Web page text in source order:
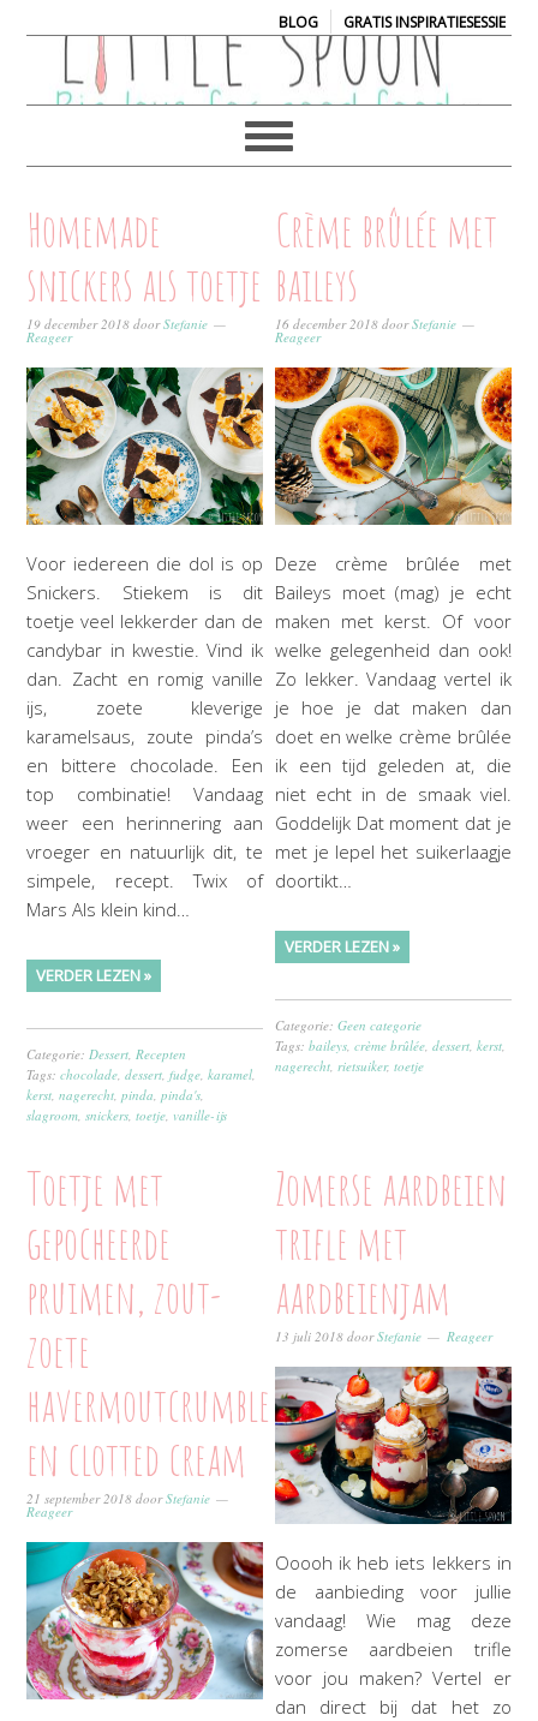
BLOG| GRATIS INSPIRATIESESSIE
Homemade
snickers als toetje
19 december 2018 doorStefanie
Reageer
Voor iedereen die dol is op
Snickers. Stiekem is dit
toetje veel lekkerder dan de
candybar in kwestie. Vind ik
dan. Zacht en romig vanille
ijs, zoete kleverige
karamelsaus, zoute pinda’s
en bittere chocolade. Een
top combinatie! Vandaag
weer een herinnering aan
vroeger en natuurlijk dit, te
simpele, recept. Twix of
Mars Als klein kind…
VERDER LEZEN »
Categorie: Dessert Recepten
Tags:chocolade ,dessert ,fudge ,karamel
kerst ,nagerecht ,pinda ,pinda's
slagroom ,snickers ,toetje vanille-ijs
Crème brûlée met
baileys
16 december 2018 doorStefanie
Reageer
Deze crème brûlée met
Baileys moet (mag) je echt
maken met kerst. Of voor
welke gelegenheid dan ook!
Zo lekker. Vandaag vertel ik
je hoe je dat maken dan
doet en welke crème brûlée
ik een tijd geleden at, die
niet echt in de smaak viel.
Goddelijk Dat moment dat je
met je lepel het suikerlaagje
doortikt…
VERDER LEZEN »
Categorie:Geen categorie
Tags:baileys ,crème brûlée ,dessert ,kerst
nagerecht rietsuiker,toetje
Toetje met
gepocheerde
pruimen, zout-
zoete
havermoutcrumble
en clotted cream
21 september 2018 doorStefanie
Reageer
Zomerse aardbeien
trifle met
aardbeienjam
13 juli 2018 doorStefanie Reageer
Ooooh ik heb iets lekkers in
de aanbieding voor jullie
vandaag! Wie mag deze
zomerse aardbeien trifle
voor jou maken? Vertel er
dan direct bij dat het zo